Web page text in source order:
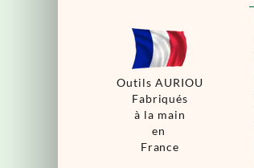
Outils AURIOU
Fabriqués
à la main
en
France